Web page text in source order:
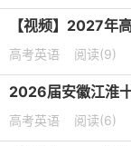
高考英语 阅读(9)
2026届安徽江淮
高考英语 阅读(6)